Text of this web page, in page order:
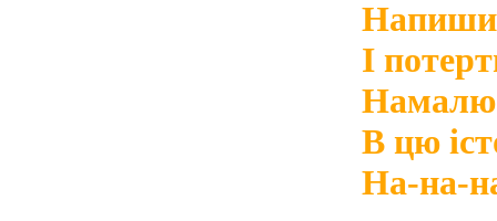
Напиши
І
В цю
На-на-